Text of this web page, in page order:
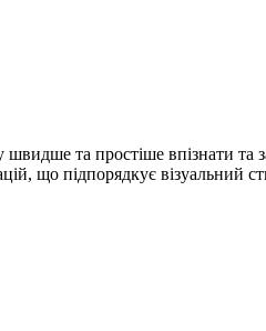
та простіше впізнати та
підпорядкує візуальний